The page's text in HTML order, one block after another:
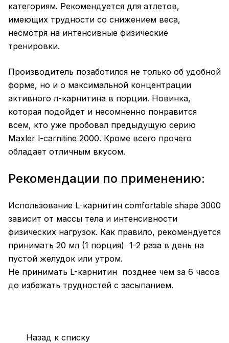
категориям. Рекомендуется для атлетов,
имеющих трудности со снижением веса,
несмотря на интенсивные физические
тренировки.
Производитель позаботился не только об удобной
форме, но и о максимальной концентрации
активного л-карнитина в порции. Новинка,
которая подойдет и несомненно понравится
всем, кто уже пробовал предыдущую серию
Maxler l-carnitine 2000. Кроме всего прочего
обладает отличным вкусом.
Рекомендации по применению:
Использование L-карнитин comfortable shape 3000
зависит от массы тела и интенсивности
физических нагрузок. Как правило, рекомендуется
принимать 20 мл (1 порция) 1-2 раза в день на
пустой желудок или утром.
Не принимать L-карнитин позднее чем за 6 часов
до избежать трудностей с засыпанием.
Назад к списку